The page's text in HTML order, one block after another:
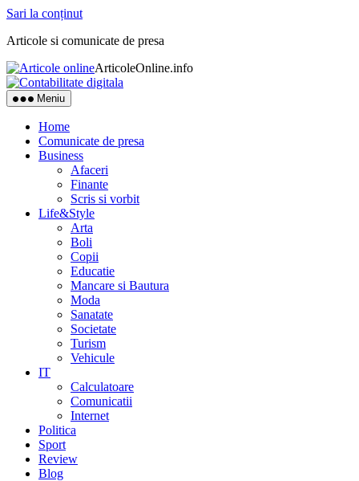
Sari la conținut
Articole si comunicate de presa
ArticoleOnline.info
Meniu
Home
Comunicate de presa
Business
Afaceri
Finante
Scris si vorbit
Life&Style
Arta
Boli
Copii
Educatie
Mancare si Bautura
Moda
Sanatate
Societate
Turism
Vehicule
IT
Calculatoare
Comunicatii
Internet
Politica
Sport
Review
Blog